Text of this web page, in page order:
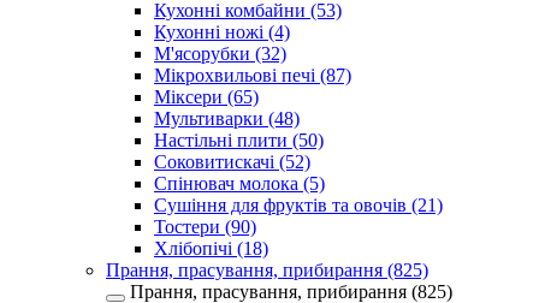
Кухонні комбайни (53)
Кухонні ножі (4)
М'ясорубки (32)
Мікрохвильові печі (87)
Міксери (65)
Мультиварки (48)
Настільні плити (50)
Соковитискачі (52)
Спінювач молока (5)
Сушіння для фруктів та овочів (21)
Тостери (90)
Хлібопічі (18)
Прання, прасування, прибирання (825)
Прання, прасування, прибирання (825)